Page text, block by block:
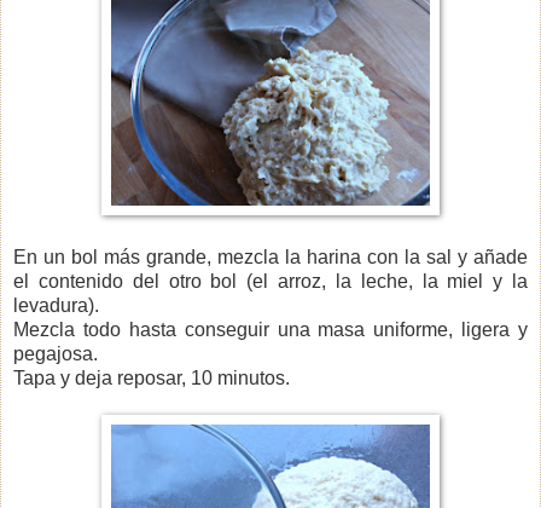
En un bol más grande, mezcla la harina con la sal y añade
el contenido del otro bol (el arroz, la leche, la miel y la
levadura).
Mezcla todo hasta conseguir una masa uniforme, ligera y
pegajosa.
Tapa y deja reposar, 10 minutos.